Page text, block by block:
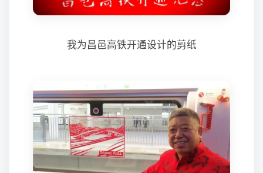
我为昌邑高铁开通设计的剪纸